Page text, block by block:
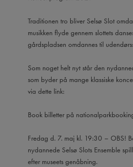
Traditionen tro bliver Selsø Slot
musikken flyde gennem slottets
gårdspladsen omdannes til
Som noget helt nyt står den
som byder på mange klassiske
via dette link:
Book billetter på
Fredag d. 7. maj kl. 19:30 – OBS!
nydannede Selsø Slots Ensemble
efter museets genåbning.